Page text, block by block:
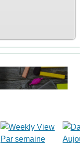
Par semaine